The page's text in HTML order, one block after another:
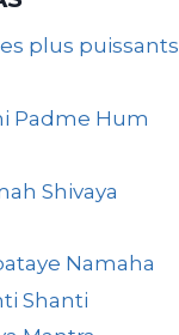
plus puissants
Padme Hum
Shivaya
Namaha
Shanti